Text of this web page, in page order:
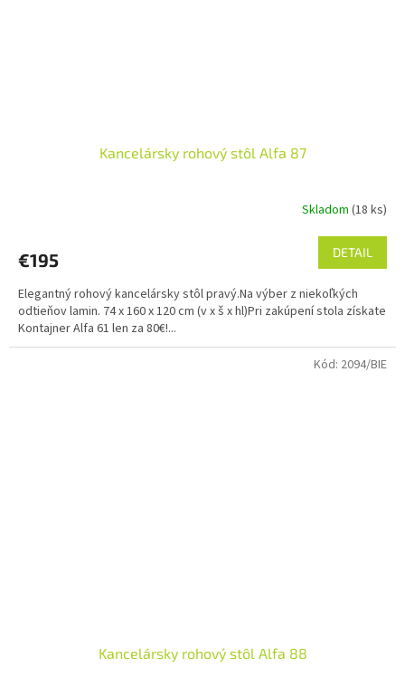
Kancelársky rohový stôl Alfa 87
Skladom (18 ks)
€195 DETAIL
Elegantný rohový kancelársky stôl pravý.Na výber z niekoľkých
odtieňov lamin. 74 x 160 x 120 cm (v x š x hl)Pri zakúpení stola získate
Kontajner Alfa 61 len za 80€!...
Kancelársky rohový stôl Alfa 88
Kód: 2094/BIE